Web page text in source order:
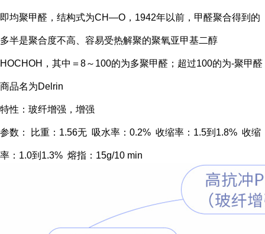
即均聚甲醛，结构式为CH—O，1942年以前，甲醛聚合得到的
多半是聚合度不高、容易受热解聚的聚氧亚甲基二醇
HOCHOH，其中＝8～100的为多聚甲醛；超过100的为-聚甲醛
商品名为Delrin
特性：玻纤增强，增强
参数： 比重：1.56无 吸水率：0.2% 收缩率：1.5到1.8% 收缩
率：1.0到1.3% 熔指：15g/10 min